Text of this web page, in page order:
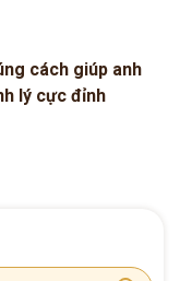
cách giúp anh
lý cực đỉnh